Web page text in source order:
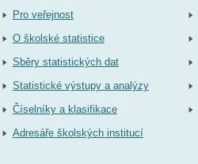
Pro veřejnost
O školské statistice
Sběry statistických dat
Statistické výstupy a analýzy
Číselníky a klasifikace
Adresáře školských institucí